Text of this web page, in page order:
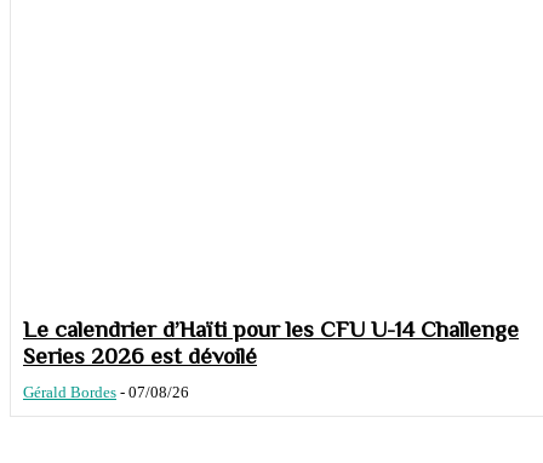
Le calendrier d’Haïti pour les CFU U-14 Challenge
Series 2026 est dévoilé
Gérald Bordes - 07/08/26